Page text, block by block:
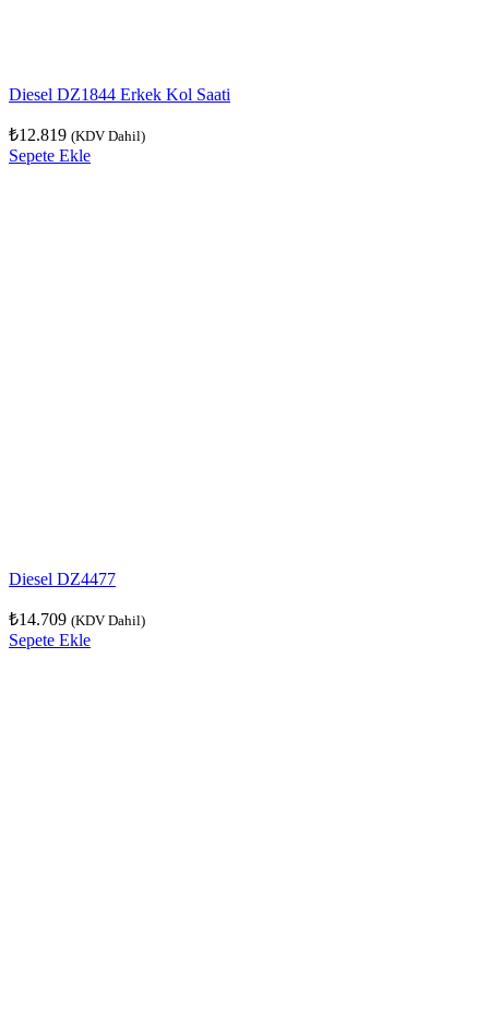
Diesel DZ1844 Erkek Kol Saati
₺12.819 (KDV Dahil)
Sepete Ekle
Diesel DZ4477
₺14.709 (KDV Dahil)
Sepete Ekle